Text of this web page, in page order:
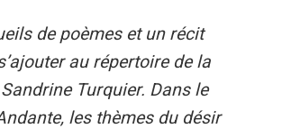
de poèmes et un récit
au répertoire de la
Turquier. Dans le
, les thèmes du désir